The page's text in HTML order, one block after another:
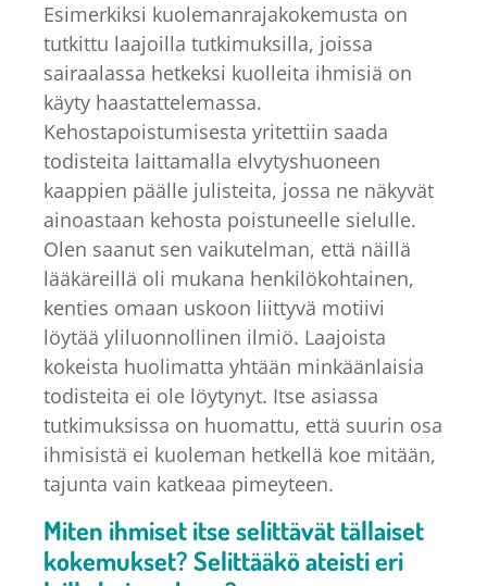
Esimerkiksi kuolemanrajakokemusta on
tutkittu laajoilla tutkimuksilla, joissa
sairaalassa hetkeksi kuolleita ihmisiä on
käyty haastattelemassa.
Kehostapoistumisesta yritettiin saada
todisteita laittamalla elvytyshuoneen
kaappien päälle julisteita, jossa ne näkyvät
ainoastaan kehosta poistuneelle sielulle.
Olen saanut sen vaikutelman, että näillä
lääkäreillä oli mukana henkilökohtainen,
kenties omaan uskoon liittyvä motiivi
löytää yliluonnollinen ilmiö. Laajoista
kokeista huolimatta yhtään minkäänlaisia
todisteita ei ole löytynyt. Itse asiassa
tutkimuksissa on huomattu, että suurin osa
ihmisistä ei kuoleman hetkellä koe mitään,
tajunta vain katkeaa pimeyteen.
Miten ihmiset itse selittävät tällaiset
kokemukset? Selittääkö ateisti eri